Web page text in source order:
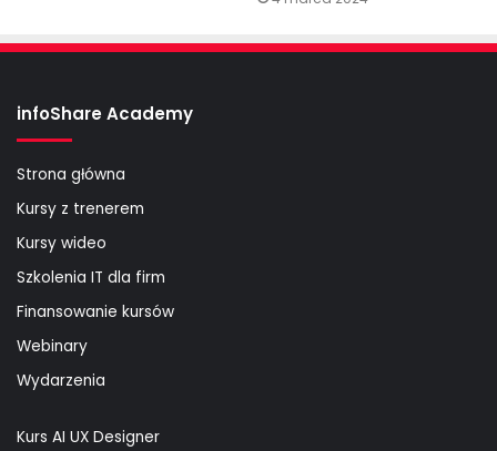
infoShare Academy
Strona główna
Kursy z trenerem
Kursy wideo
Szkolenia IT dla firm
Finansowanie kursów
Webinary
Wydarzenia
Kurs AI UX Designer